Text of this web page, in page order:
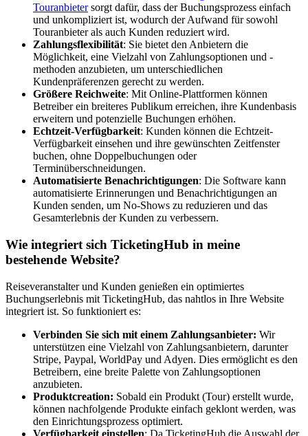
Touranbietersorgt dafür, dass der Buchungsprozess einfach
und unkompliziert ist, wodurch der Aufwand für sowohl
Touranbieter als auch Kunden reduziert wird.
Zahlungsflexibilität: Sie bietet den Anbietern die
Möglichkeit, eine Vielzahl von Zahlungsoptionen und -
methoden anzubieten, um unterschiedlichen
Kundenpräferenzen gerecht zu werden.
Größere Reichweite: Mit Online-Plattformen können
Betreiber ein breiteres Publikum erreichen, ihre Kundenbasis
erweitern und potenzielle Buchungen erhöhen.
Echtzeit-Verfügbarkeit: Kunden können die Echtzeit-
Verfügbarkeit einsehen und ihre gewünschten Zeitfenster
buchen, ohne Doppelbuchungen oder
Terminüberschneidungen.
Automatisierte Benachrichtigungen: Die Software kann
automatisierte Erinnerungen und Benachrichtigungen an
Kunden senden, um No-Shows zu reduzieren und das
Gesamterlebnis der Kunden zu verbessern.
Wie integriert sich TicketingHub in meine
bestehende Website?
Reiseveranstalter und Kunden genießen ein optimiertes
Buchungserlebnis mit TicketingHub, das nahtlos in Ihre Website
integriert ist. So funktioniert es:
Verbinden Sie sich mit einem Zahlungsanbieter: Wir
unterstützen eine Vielzahl von Zahlungsanbietern, darunter
Stripe, Paypal, WorldPay und Adyen. Dies ermöglicht es den
Betreibern, eine breite Palette von Zahlungsoptionen
anzubieten.
Produktcreation: Sobald ein Produkt (Tour) erstellt wurde,
können nachfolgende Produkte einfach geklont werden, was
den Einrichtungsprozess optimiert.
Verfügbarkeit einstellen: Da TicketingHub die Auswahl der